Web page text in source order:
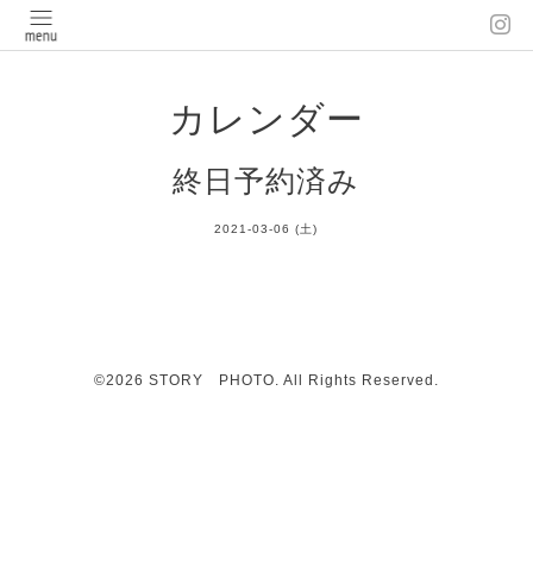
カレンダー
終日予約済み
2021-03-06 (土)
©2026 STORY PHOTO. All Rights Reserved.